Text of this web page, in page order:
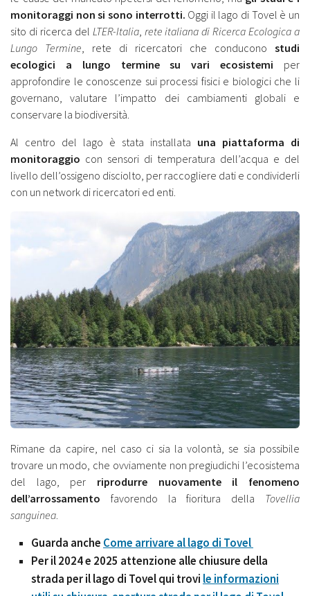
monitoraggi non si sono interrotti. Oggi il lago di Tovel è un
sito di ricerca del LTER-Italia, rete italiana di Ricerca Ecologica a
Lungo Termine , rete di ricercatori che conducono studi
ecologici a lungo termine su vari ecosistemi per
approfondire le conoscenze sui processi fisici e biologici che li
governano, valutare l’impatto dei cambiamenti globali e
conservare la biodiversità.
Al centro del lago è stata installata una piattaforma di
monitoraggio con sensori di temperatura dell’acqua e del
livello dell’ossigeno disciolto, per raccogliere dati e condividerli
con un network di ricercatori ed enti.
Rimane da capire, nel caso ci sia la volontà, se sia possibile
trovare un modo, che ovviamente non pregiudichi l’ecosistema
del lago, per riprodurre nuovamente il fenomeno
dell’arrossamento favorendo la fioritura della Tovellia
sanguinea
Guarda anche Come arrivare al lago di Tovel
Per il 2024 e 2025 attenzione alle chiusure della
strada per il lago di Tovel qui trovi le informazioni